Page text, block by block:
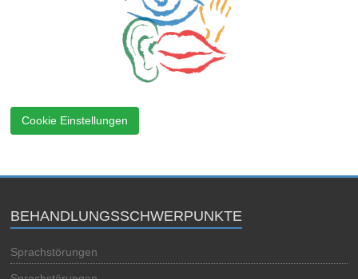
Cookie Einstellungen
BEHANDLUNGSSCHWERPUNKTE
Sprachstörungen